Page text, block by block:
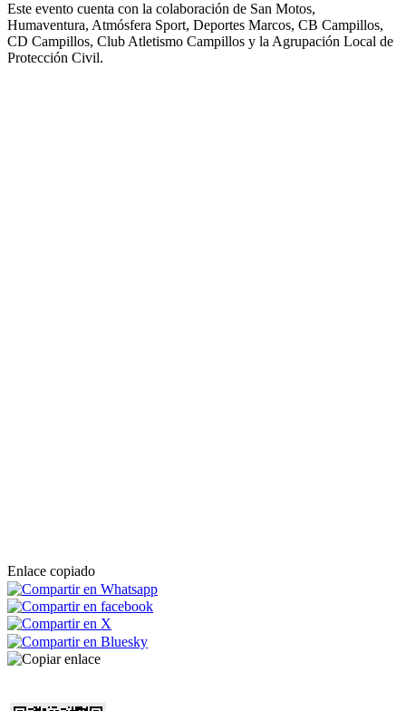
Este evento cuenta con la colaboración de San Motos,
Humaventura, Atmósfera Sport, Deportes Marcos, CB Campillos,
CD Campillos, Club Atletismo Campillos y la Agrupación Local de
Protección Civil.
Enlace copiado